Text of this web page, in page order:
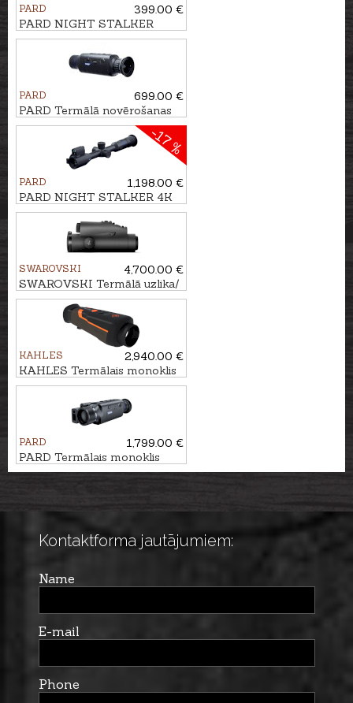
PARD
399.00 €
PARD NIGHT STALKER
MINI ar TL3 piegaismotāju
PARD
699.00 €
PARD Termālā novērošanas
kamera Leopard 256
-17 %
PARD
1,198.00 €
PARD NIGHT STALKER 4K
eX - 70/940nm ar tālmēru
SWAROVSKI
4,700.00 €
SWAROVSKI Termālā uzlika/
monoklis TX ENCOUNTER
KAHLES
2,940.00 €
KAHLES Termālais monoklis
HELIA TI 35+
PARD
1,799.00 €
PARD Termālais monoklis
LEOPARD 640 ar tālmeru
Kontaktforma jautājumiem:
Name
E-mail
Phone